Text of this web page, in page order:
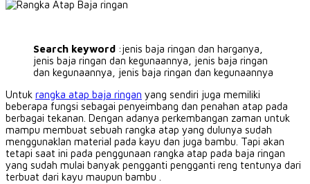
Search keyword :jenis baja ringan dan harganya,
jenis baja ringan dan kegunaannya, jenis baja ringan
dan kegunaannya, jenis baja ringan dan kegunaannya
Untuk rangka atap baja ringan yang sendiri juga memiliki
beberapa fungsi sebagai penyeimbang dan penahan atap pada
berbagai tekanan. Dengan adanya perkembangan zaman untuk
mampu membuat sebuah rangka atap yang dulunya sudah
menggunaklan material pada kayu dan juga bambu. Tapi akan
tetapi saat ini pada penggunaan rangka atap pada baja ringan
yang sudah mulai banyak pengganti pengganti reng tentunya dari
terbuat dari kayu maupun bambu .